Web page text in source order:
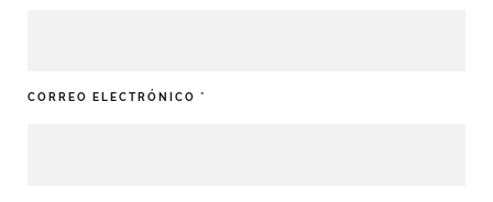
CORREO ELECTRÓNICO *